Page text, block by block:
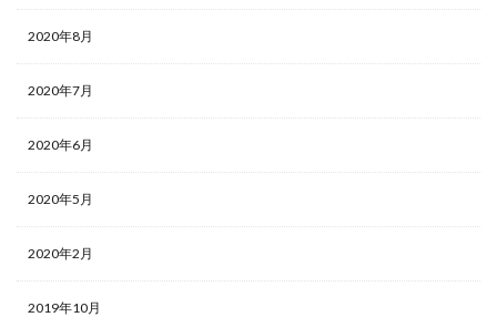
2020年8月
2020年7月
2020年6月
2020年5月
2020年2月
2019年10月